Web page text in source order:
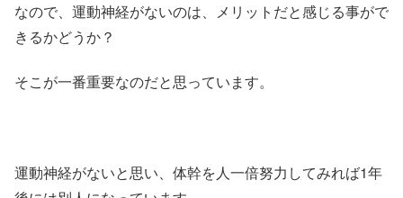
なので、運動神経がないのは、メリットだと感じる事がで
きるかどうか？
そこが一番重要なのだと思っています。
運動神経がないと思い、体幹を人一倍努力してみれば1年